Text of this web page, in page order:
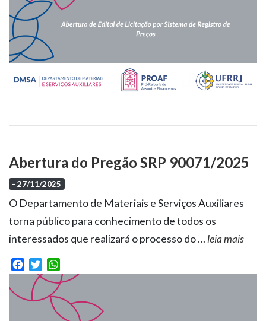
Abertura do Pregão SRP 90071/2025
- 27/11/2025
O Departamento de Materiais e Serviços Auxiliares
torna público para conhecimento de todos os
interessados que realizará o processo do…leia mais
Facebook
Twitter